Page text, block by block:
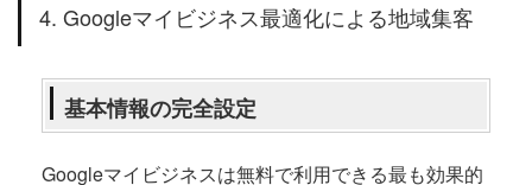
4. Googleマイビジネス最適化による地域集客
基本情報の完全設定
Googleマイビジネスは無料で利用できる最も効果的